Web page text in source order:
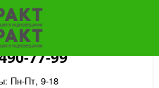
77-99
Пн-Пт, 9-18